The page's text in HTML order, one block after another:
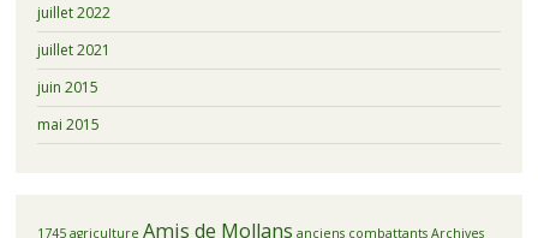
juillet 2022
juillet 2021
juin 2015
mai 2015
1745 agriculture Amis de Mollans anciens combattants Archives